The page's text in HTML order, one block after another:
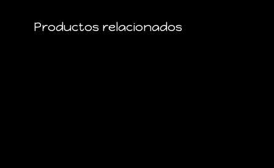
Productos relacionados